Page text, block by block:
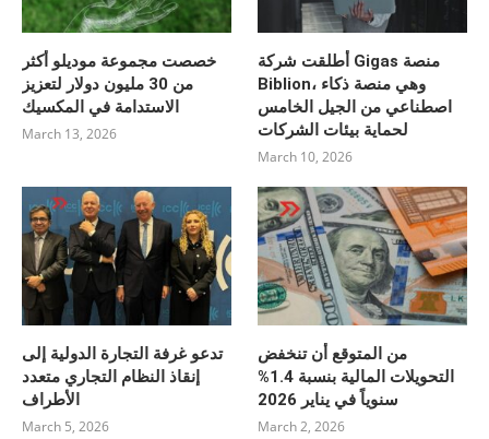
خصصت مجموعة موديلو أكثر
من 30 مليون دولار لتعزيز
الاستدامة في المكسيك
March 13, 2026
أطلقت شركة Gigas منصة
Biblion، وهي منصة ذكاء
اصطناعي من الجيل الخامس
لحماية بيئات الشركات
March 10, 2026
تدعو غرفة التجارة الدولية إلى
إنقاذ النظام التجاري متعدد
الأطراف
March 5, 2026
من المتوقع أن تنخفض
التحويلات المالية بنسبة 1.4%
سنوياً في يناير 2026
March 2, 2026